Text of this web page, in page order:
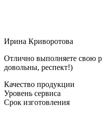
Ирина Криворотова
Отлично выполняете свою
довольны, респект!)
Качество продукции
Уровень сервиса
Срок изготовления